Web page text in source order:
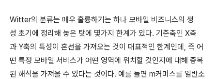
Witter의 분류는 매우 훌륭하기는 하나 모바일 비즈니스의 생
성 초기에 정리해 놓은 탓에 몇가지 한계가 있다. 기준축인 X축
과 Y축의 특성이 혼선을 가져오는 것이 대표적인 한계인데, 즉 어
떤 특정 모바일 서비스가 어떤 영역에 위치할 것인지에 대해 중복
된 해석을 가져올 수 있다는 것이다. 예를 들면 m커머스를 일반소